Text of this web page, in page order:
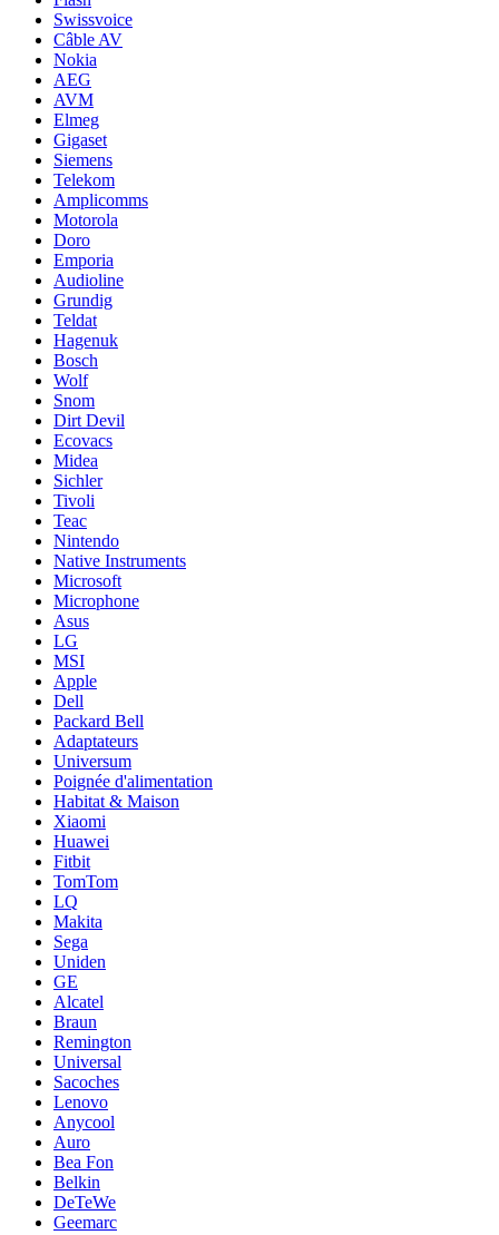
Swissvoice
Câble AV
Nokia
AEG
AVM
Elmeg
Gigaset
Siemens
Telekom
Amplicomms
Motorola
Doro
Emporia
Audioline
Grundig
Teldat
Hagenuk
Bosch
Wolf
Snom
Dirt Devil
Ecovacs
Midea
Sichler
Tivoli
Teac
Nintendo
Native Instruments
Microsoft
Microphone
Asus
LG
MSI
Apple
Dell
Packard Bell
Adaptateurs
Universum
Poignée d'alimentation
Habitat & Maison
Xiaomi
Huawei
Fitbit
TomTom
LQ
Makita
Sega
Uniden
GE
Alcatel
Braun
Remington
Universal
Sacoches
Lenovo
Anycool
Auro
Bea Fon
Belkin
DeTeWe
Geemarc